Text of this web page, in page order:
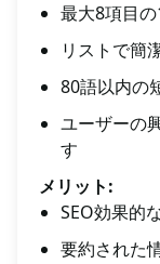
最大8項目
リストで簡
80語以内の
ユーザーの
す
メリット:
SEO効果的
要約された